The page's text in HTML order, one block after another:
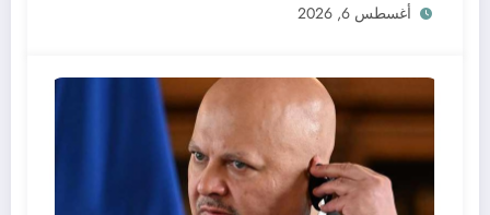
أغسطس 6, 2026